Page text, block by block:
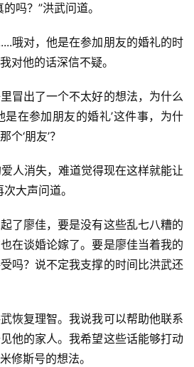
吗？”洪武问道。
哦对，他是在参加朋友的婚礼的时
对他的话深信不疑。
冒出了一个不太好的想法，为什么
是在参加朋友的婚礼’这件事，为什
‘朋友’？
人消失，难道觉得现在这样就能让
大声问道。
了廖佳，要是没有这些乱七八糟的
在谈婚论嫁了。要是廖佳当着我的
吗？说不定我支撑的时间比洪武还
恢复理智。我说我可以帮助他联系
他的家人。我希望这些话能够打动
修斯号的想法。